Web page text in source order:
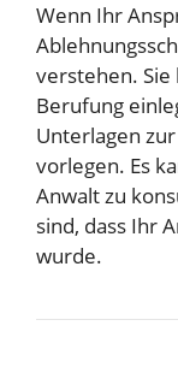
Wenn Ihr
verstehen. Sie
Berufung
Unterlagen
vorlegen. Es
Anwalt zu
sind, dass Ihr
wurde.